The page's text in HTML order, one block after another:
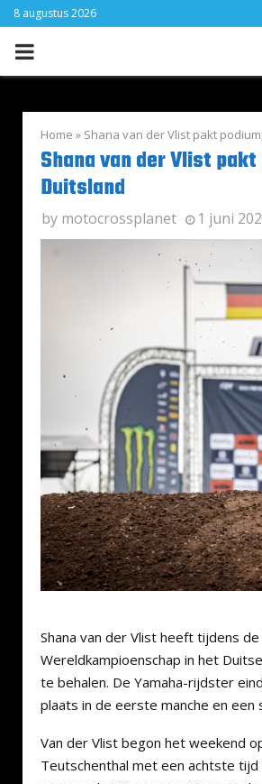
8 augustus 2026
PRIMARY
Home » Shana van der Vlist pakt
Shana van der Vlist
Duitsland
by motocrossplanet 1 juni
Shana van der Vlist heeft tijdens
Wereldkampioenschap in het
te behalen. De Yamaha-rijdster
plaats in de eerste manche en
Van der Vlist begon het weekend
Teutschenthal met een achtste